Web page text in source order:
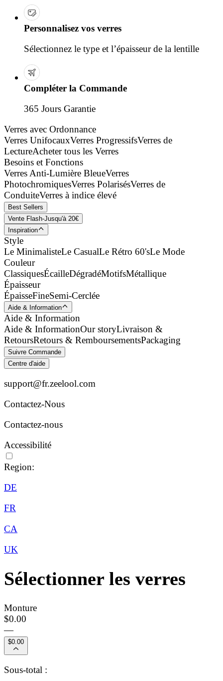
Personnalisez vos verres
Sélectionnez le type et l’épaisseur de la lentille
Compléter la Commande
365 Jours Garantie
Verres avec Ordonnance
Verres UnifocauxVerres ProgressifsVerres de
LectureAcheter tous les Verres
Besoins et Fonctions
Verres Anti-Lumière BleueVerres
PhotochromiquesVerres PolarisésVerres de
ConduiteVerres à indice élevé
Best Sellers
Vente Flash-Jusqu'à 20€
Inspiration
Style
Le MinimalisteLe CasualLe Rétro 60'sLe Mode
Couleur
ClassiquesÉcailleDégradéMotifsMétallique
Épaisseur
ÉpaisseFineSemi-Cerclée
Aide & Information
Aide & Information
Aide & InformationOur storyLivraison &
RetoursRetours & RemboursementsPackaging
Suivre Commande
Centre d'aide
support@fr.zeelool.com
Contactez-Nous​
Contactez-nous
Accessibilité
Region:
DE
FR
CA
UK
Sélectionner les verres
Monture
$0.00
—
$0.00
Sous-total :